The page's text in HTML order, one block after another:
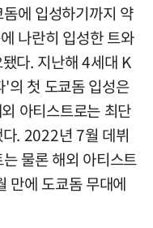
에 입성하기까지 약
나란히 입성한 트와
다. 지난해 4세대 K
의 첫 도쿄돔 입성은
아티스트로는 최단
. 2022년 7월 데뷔
물론 해외 아티스트
만에 도쿄돔 무대에